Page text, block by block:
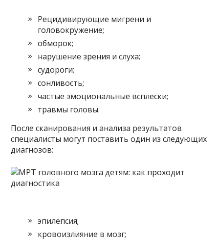
Рецидивирующие мигрени и
головокружение;
обморок;
нарушение зрения и слуха;
судороги;
сонливость;
частые эмоциональные всплески;
травмы головы.
После сканирования и анализа результатов
специалисты могут поставить один из следующих
диагнозов:
эпилепсия;
кровоизлияние в мозг;